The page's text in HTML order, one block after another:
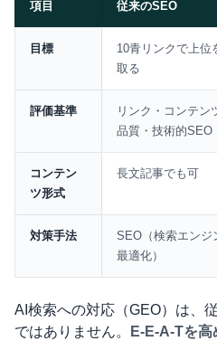
項目 従来のSEO
目標
10青リンクで上位
取る
評価基準
リンク・コンテン
品質・技術的SEO
コンテン
ツ形式
長文記事でも可
対策手法
SEO（検索エンジ
最適化）
AI検索への対応（GEO）は、
ではありません。
E-E-A-Tを